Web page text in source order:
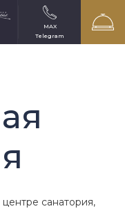
MAX
Telegram
санатория,